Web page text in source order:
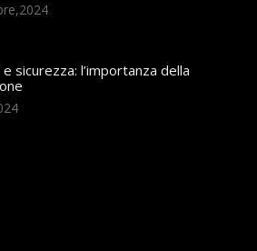
sicurezza: l’importanza della